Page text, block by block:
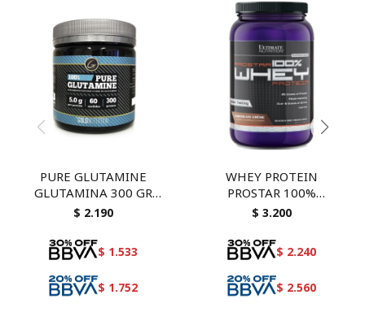
PURE GLUTAMINE
GLUTAMINA 300 GR
GOLD NUTRITION
$ 2.190
$ 1.533
$ 1.752
WHEY PROTEIN
PROSTAR 100%
ULTIMATE NUTRITION
$ 3.200
$ 2.240
$ 2.560